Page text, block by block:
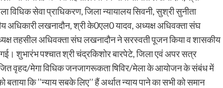
विधिक सेवा प्राधिकरण, जिला न्यायालय सिवनी, सुश्री सुनीता
अधिकारी लखनादौन, श्री के0एल0 यादव, अध्यक्ष अधिवक्ता संघ
तहसील अधिवक्ता संघ लखनादौन ने सरस्वती पूजन किया व शासकीय
गई। शुभारंभ पश्चात श्री चंद्रकिशोर बारपेटे, जिला एवं अपर सत्र
वृहद/मेगा विधिक जनजागरूकता षिविर/मेला के आयोजन के संबंध में
कि ’’न्याय सबके लिए’’ हैं अर्थात न्याय पाने का सभी को समान